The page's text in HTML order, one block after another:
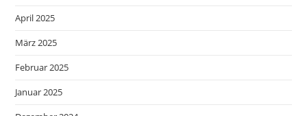
April 2025
März 2025
Februar 2025
Januar 2025